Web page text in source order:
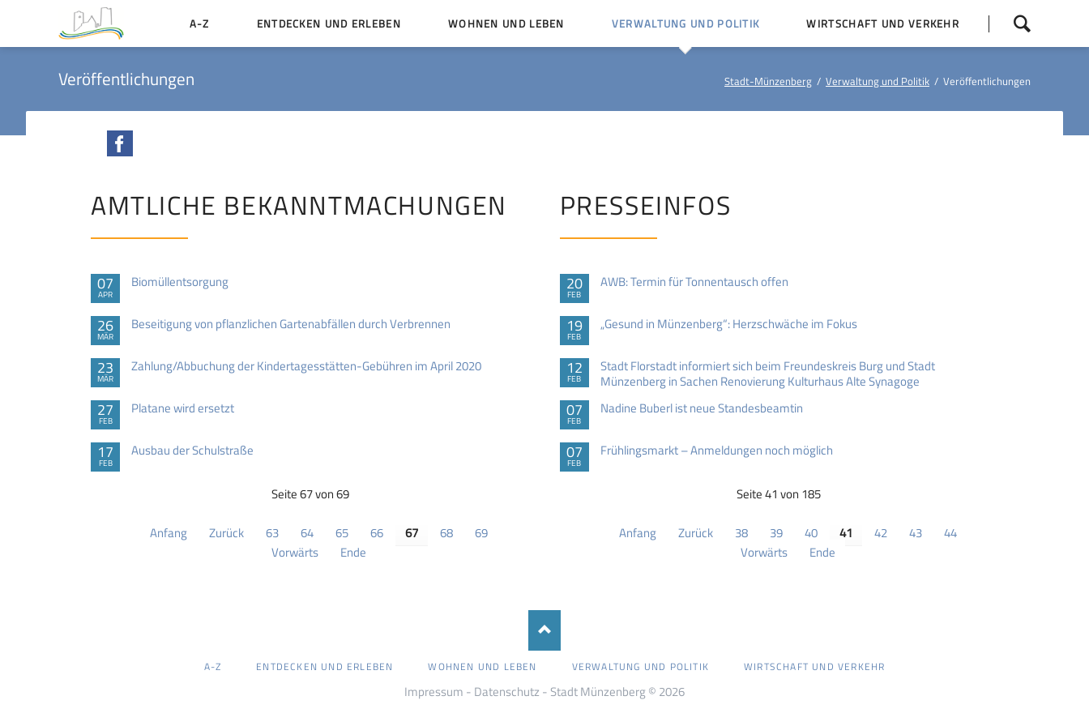
überspringen
A-Z ENTDECKEN UND ERLEBEN WOHNEN UND LEBEN VERWALTUNG UND POLITIK
Politische Gremien
WIRTSCHAFT UND VERKEHR
Veröffentlichungen Stadt-Münzenberg Verwaltung und Politik Veröffentlichungen
AMTLICHE BEKANNTMACHUNGEN
07
APR
Biomüllentsorgung
26
MÄR
Beseitigung von pflanzlichen Gartenabfällen durch Verbrennen
23
MÄR
Zahlung/Abbuchung der Kindertagesstätten-Gebühren im April 2020
27
FEB
Platane wird ersetzt
17
FEB
Ausbau der Schulstraße
Seite 67 von 69
Anfang Zurück 63 64 65 66 67 68
69
Vorwärts
Ende
PRESSEINFOS
20
FEB
AWB: Termin für Tonnentausch offen
19
FEB
„Gesund in Münzenberg“: Herzschwäche im Fokus
12
FEB
Stadt Florstadt informiert sich beim Freundeskreis Burg und Stadt
Münzenberg in Sachen Renovierung Kulturhaus Alte Synagoge
07
FEB
Nadine Buberl ist neue Standesbeamtin
07
FEB
Frühlingsmarkt – Anmeldungen noch möglich
Seite 41 von 185
Anfang Zurück 38 39 40 41 42 43
44
Vorwärts
Ende
ÜBERSPRINGEN
A-Z ENTDECKEN UND ERLEBEN WOHNEN UND LEBEN VERWALTUNG UND POLITIK WIRTSCHAFT UND VERKEHR
Impressum - Datenschutz - Stadt Münzenberg © 2026